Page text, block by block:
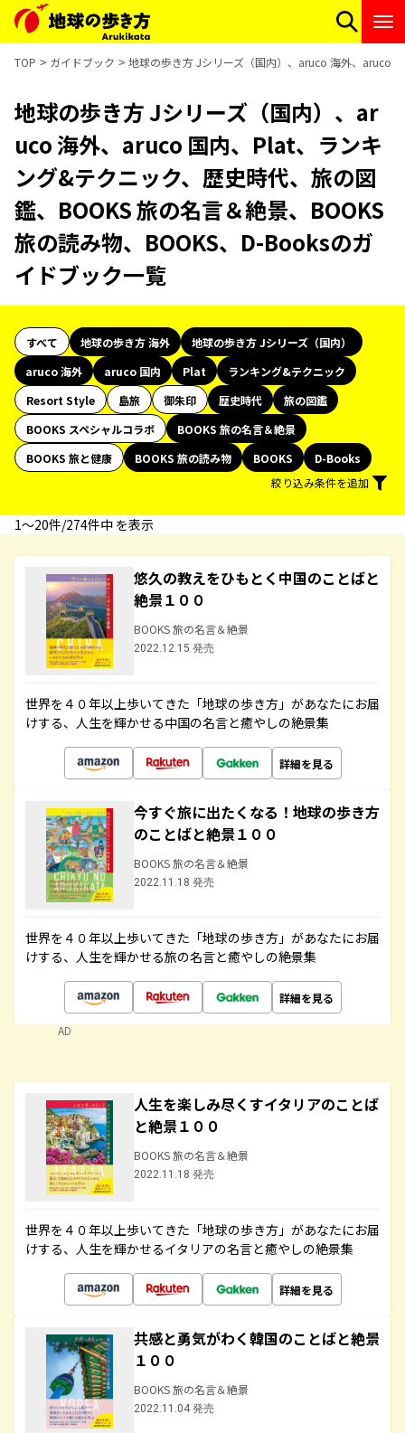
TOP ガイドブック 地球の歩き方 Jシリーズ（国内）、aruco 海外、aruco
地球の歩き方 Jシリーズ（国内）、ar
uco 海外、aruco 国内、Plat、ランキ
ング&テクニック、歴史時代、旅の図
鑑、BOOKS 旅の名言＆絶景、BOOKS
旅の読み物、BOOKS、D-Booksのガ
イドブック一覧
すべて 地球の歩き方 海外
地球の歩き方 Jシリーズ（国内）
aruco 海外
aruco 国内 Plat
ランキング&テクニック
Resort Style
島旅 御朱印 歴史時代
旅の図鑑
BOOKS スペシャルコラボ
BOOKS 旅の名言＆絶景
BOOKS 旅と健康
BOOKS 旅の読み物 BOOKS
D-Books
絞り込み条件を追加
1〜20件/274件中 を表示
悠久の教えをひもとく中国のことばと
絶景１００
BOOKS 旅の名言＆絶景
2022.12.15 発売
世界を４０年以上歩いてきた「地球の歩き方」があなたにお届
けする、人生を輝かせる中国の名言と癒やしの絶景集
詳細を見る
今すぐ旅に出たくなる！地球の歩き方
のことばと絶景１００
BOOKS 旅の名言＆絶景
2022.11.18 発売
世界を４０年以上歩いてきた「地球の歩き方」があなたにお届
けする、人生を輝かせる旅の名言と癒やしの絶景集
詳細を見る
AD
人生を楽しみ尽くすイタリアのことば
と絶景１００
BOOKS 旅の名言＆絶景
2022.11.18 発売
世界を４０年以上歩いてきた「地球の歩き方」があなたにお届
けする、人生を輝かせるイタリアの名言と癒やしの絶景集
詳細を見る
共感と勇気がわく韓国のことばと絶景
１００
BOOKS 旅の名言＆絶景
2022.11.04 発売